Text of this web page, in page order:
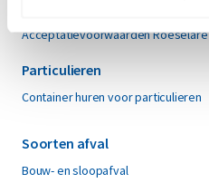
Acceptatievoorwaarden Roeselare
Particulieren
Container huren voor particulieren
Soorten afval
Bouw- en sloopafval